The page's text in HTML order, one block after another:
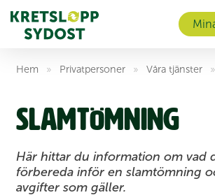
Hem » Privat­personer » Våra tjänster »
Slam­tömning
Här hittar du information om vad
förbereda inför en slamtömning
avgifter som gäller.